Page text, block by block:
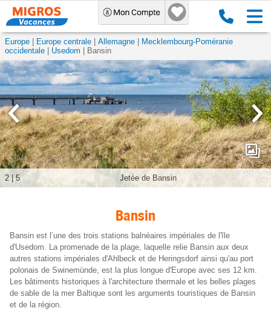
Europe Europe centrale Allemagne
Mecklembourg-Poméranie
occidentale
Usedom Bansin
Jetée de Bansin
2 |5
Bansin
Bansin est l’une des trois stations balnéaires impériales de l'île
d'Usedom. La promenade de la plage, laquelle relie Bansin aux deux
autres stations impériales d'Ahlbeck et de Heringsdorf ainsi qu'au port
polonais de Swinemünde, est la plus longue d'Europe avec ses 12 km.
Les bâtiments historiques à l'architecture thermale et les belles plages
de sable de la mer Baltique sont les arguments touristiques de Bansin
et de la région.